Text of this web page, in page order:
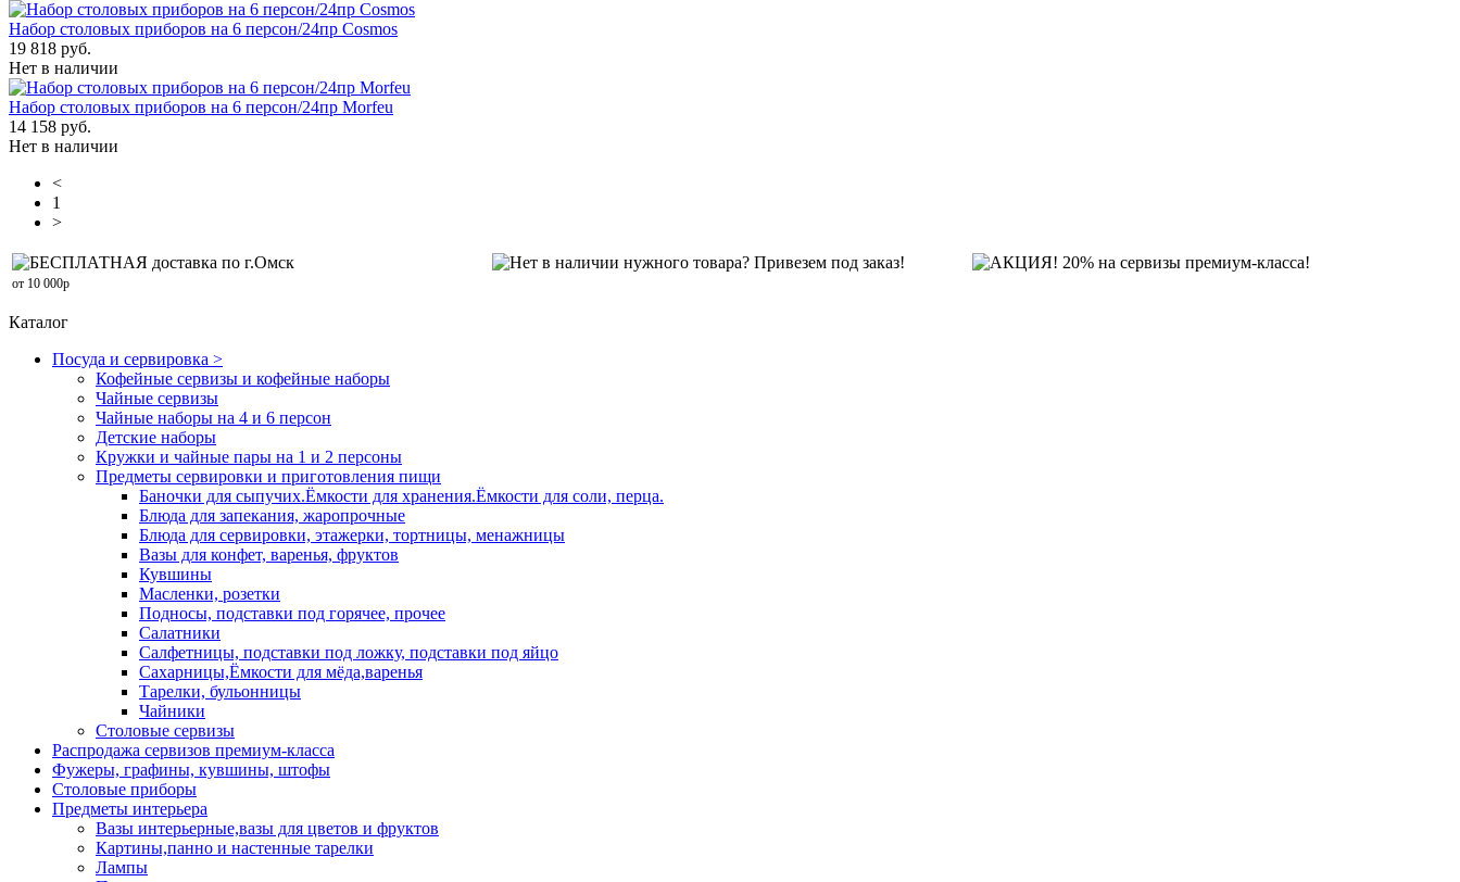
Набор столовых приборов на 6 персон/24пр Cosmos
19 818 руб.
Нет в наличии
Набор столовых приборов на 6 персон/24пр Morfeu
14 158 руб.
Нет в наличии
<
1
>
БЕСПЛАТНАЯ доставка по г.Омск
от 10 000р
Нет в наличии нужного товара? Привезем под заказ! АКЦИЯ! 20% на сервизы премиум-класса!
Каталог
Посуда и сервировка >
Кофейные сервизы и кофейные наборы
Чайные сервизы
Чайные наборы на 4 и 6 персон
Детские наборы
Кружки и чайные пары на 1 и 2 персоны
Предметы сервировки и приготовления пищи
Баночки для сыпучих.Ёмкости для хранения.Ёмкости для соли, перца.
Блюда для запекания, жаропрочные
Блюда для сервировки, этажерки, тортницы, менажницы
Вазы для конфет, варенья, фруктов
Кувшины
Масленки, розетки
Подносы, подставки под горячее, прочее
Салатники
Салфетницы, подставки под ложку, подставки под яйцо
Сахарницы,Ёмкости для мёда,варенья
Тарелки, бульонницы
Чайники
Столовые сервизы
Распродажа сервизов премиум-класса
Фужеры, графины, кувшины, штофы
Столовые приборы
Предметы интерьера
Вазы интерьерные,вазы для цветов и фруктов
Картины,панно и настенные тарелки
Лампы